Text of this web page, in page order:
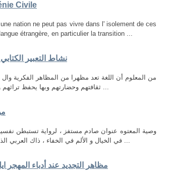
Civile
nation ne peut pas vivre dans l' isolement de ces
étrangère, en particulier la transition ...
نشاط التعبیر
من المعلوم أن اللغة تعد مظهرا من المظاهر الفكرية وال
ثقافتهم وحضارتهم وبها يحفظ تراثهم وعلومهم ومعارفهم وفنونهم ، ومن هذا المنطلق جاء تعلم اللغة مطلبا ...
وصية المعتوه عنوان صادم مستفز ، لرواية تستبطن
في الخيال و الألم في الخفاء ، ذاك العربي الذي ضيع قضيته و استسلم لجلاده و مزقته الأفكار و تاه عن هويته ، فهو ...
مظاهر التجديد عند أدباء المهجر